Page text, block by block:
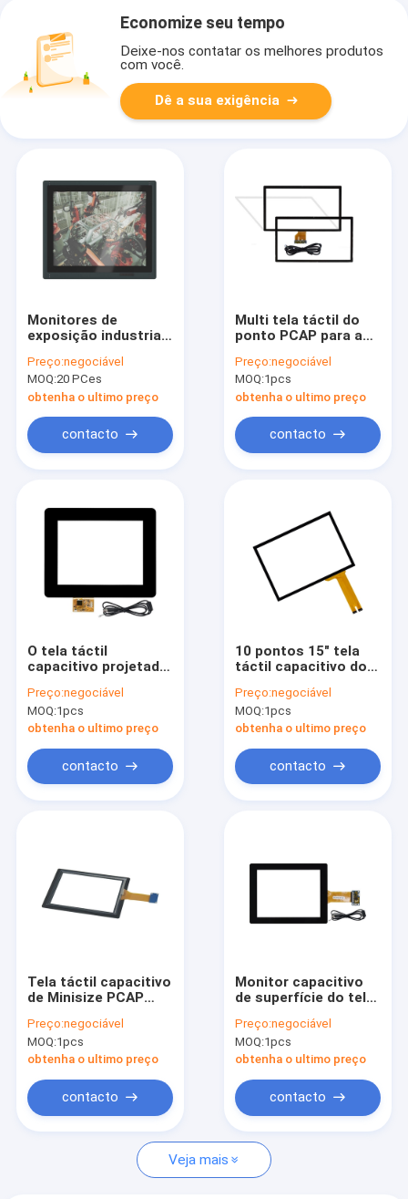
Quem Somos
notícias
Todos os casos
Monitor do toque de PCAP
Economize seu tempo
Deixe-nos contatar os melhores produtos
com você.
Dê a sua exigência
Monitores de
exposição industriais
táctil capacitivo
Resistive 1024x768
Preço:negociável
MOQ:20 PCes
obtenha o ultimo preço
contacto
Multi tela táctil do
ponto PCAP para a
entraram a tensão
5V
Preço:negociável
MOQ:1pcs
obtenha o ultimo preço
contacto
O tela táctil
capacitivo projetado
para o jogo faz à
máquina 8,4
polegadas
Preço:negociável
MOQ:1pcs
obtenha o ultimo preço
contacto
10 pontos 15" tela
táctil capacitivo do
relação de USB
Preço:negociável
MOQ:1pcs
obtenha o ultimo preço
contacto
Tela táctil capacitivo
de Minisize PCAP
espertos 10,4
polegadas
Preço:negociável
MOQ:1pcs
obtenha o ultimo preço
contacto
Monitor capacitivo
de superfície do tela
relação de USB 10,4
polegadas
antiofuscante
Preço:negociável
MOQ:1pcs
obtenha o ultimo preço
contacto
Veja mais